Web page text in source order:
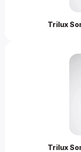
Trilux
Trilux